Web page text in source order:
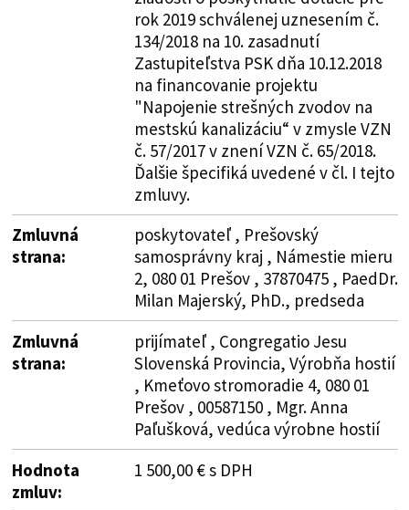
rok 2019 schválenej uznesením č.
134/2018 na 10. zasadnutí
Zastupiteľstva PSK dňa 10.12.2018
na financovanie projektu
"Napojenie strešných zvodov na
mestskú kanalizáciu“ v zmysle VZN
č. 57/2017 v znení VZN č. 65/2018.
Ďalšie špecifiká uvedené v čl. I tejto
zmluvy.
Zmluvná
strana:
poskytovateľ , Prešovský
samosprávny kraj , Námestie mieru
2, 080 01 Prešov , 37870475 , PaedDr.
Milan Majerský, PhD., predseda
Zmluvná
strana:
prijímateľ , Congregatio Jesu
Slovenská Provincia, Výrobňa hostií
, Kmeťovo stromoradie 4, 080 01
Prešov , 00587150 , Mgr. Anna
Paľušková, vedúca výrobne hostií
Hodnota
zmluv:
1 500,00 € s DPH